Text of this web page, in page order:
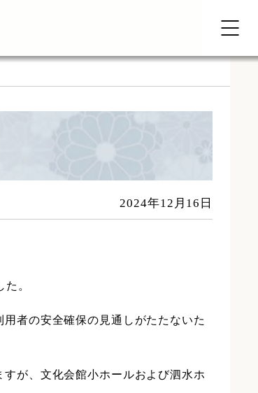
2024年12月16日
。
者の安全確保の見通しがたたないた
が、文化会館小ホールおよび泗水ホ